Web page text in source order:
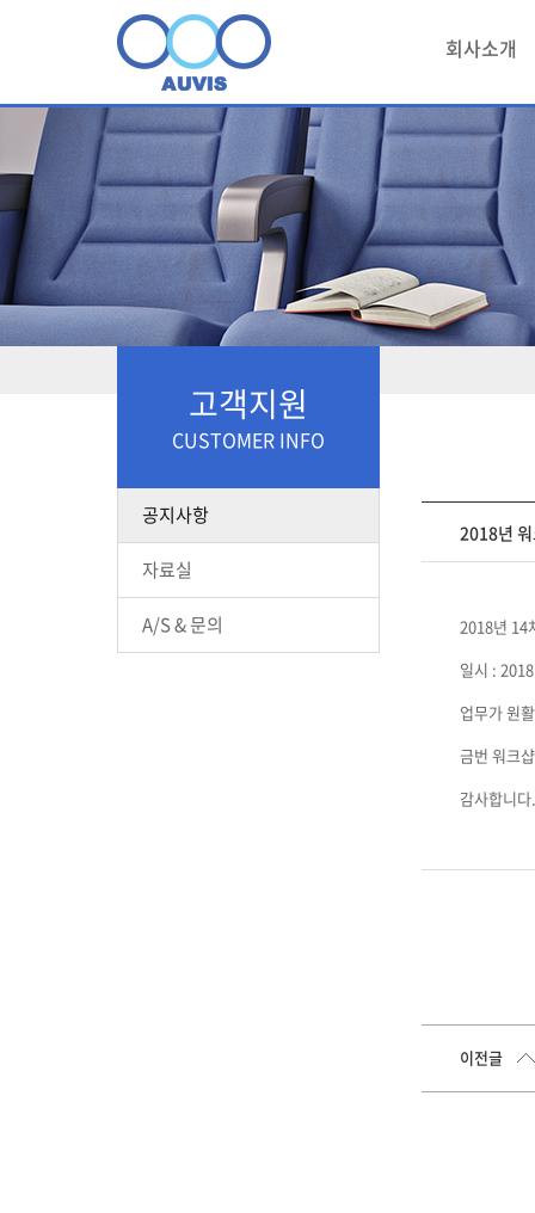
회사소개
고객지원
CUSTOMER INFO
공지사항
자료실
A/S & 문의
2018년
2018년 14
일시 :
업무가 원
금번 워크
감사합니다.
이전글